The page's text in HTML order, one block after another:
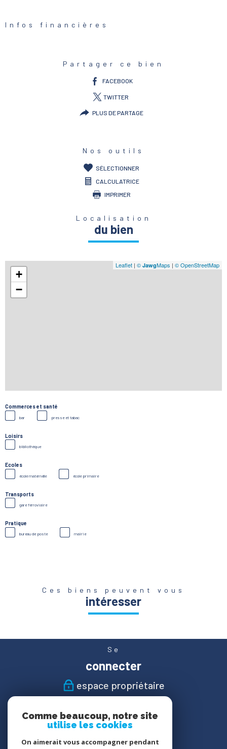
Infos financières
Partager ce bien
FACEBOOK
TWITTER
PLUS DE PARTAGE
Nos outils
SÉLECTIONNER
CALCULATRICE
IMPRIMER
Localisation
du bien
+
−
Leaflet | © JawgMaps | © OpenStreetMap
Commerces et santé
bar presse et tabac
Loisirs
bibliothèque
Ecoles
école maternelle école primaire
Transports
gare ferroviaire
Pratique
bureau de poste mairie
Ces biens peuvent vous
intéresser
Se
connecter
espace propriétaire
suivre
Comme beaucoup, notre site
utilise les cookies
On aimerait vous accompagner pendant